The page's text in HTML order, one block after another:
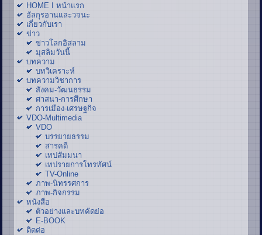
HOME I หน้าแรก
อัลกุรอานและวจนะ
เกี่ยวกับเรา
ข่าว
ข่าวโลกอิสลาม
มุสลิมวันนี้
บทความ
บทวิเคราะห์
บทความวิชาการ
สังคม-วัฒนธรรม
ศาสนา-การศึกษา
การเมือง-เศรษฐกิจ
VDO-Multimedia
VDO
บรรยายธรรม
สารคดี
เทปสัมมนา
เทปรายการโทรทัศน์
TV-Online
ภาพ-นิทรรศการ
ภาพ-กิจกรรม
หนังสือ
ตัวอย่างและบทคัดย่อ
E-BOOK
ติดต่อ